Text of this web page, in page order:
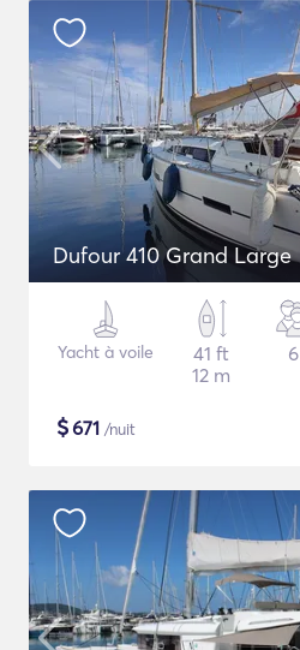
Dufour 410 Grand Large
Yacht à voile
41 ft
12 m
6
$671 /nuit